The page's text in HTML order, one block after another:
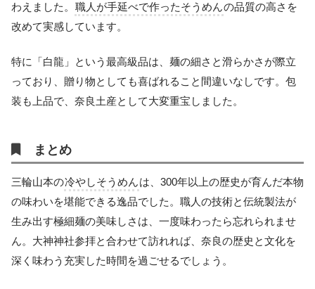
わえました。 職人が手延べで作ったそうめんの品質の高さを
改めて実感しています。
特に「白龍」という最高級品は、麺の細さと滑らかさが際立
っており、贈り物としても喜ばれること間違いなしです。包
装も上品で、奈良土産として大変重宝しました。
まとめ
三輪山本の冷やしそうめんは、300年以上の歴史が育んだ本物
の味わいを堪能できる逸品でした。職人の技術と伝統製法が
生み出す極細麺の美味しさは、一度味わったら忘れられませ
ん。大神神社参拝と合わせて訪れれば、奈良の歴史と文化を
深く味わう充実した時間を過ごせるでしょう。